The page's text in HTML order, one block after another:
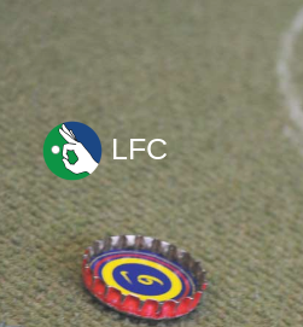
ir
al
contenido
LFC